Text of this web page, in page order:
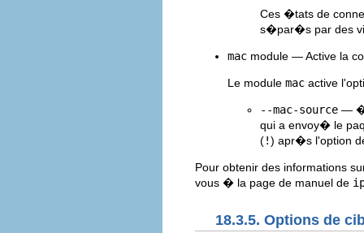
Ces �tats de
s�par�s par des
mac module — Active la
Le module mac active
--mac-source —
qui a envoy� le
(!) apr�s l'option
Pour obtenir des informations
vous � la page de manuel de
18.3.5. Options de